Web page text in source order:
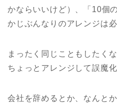
かならいいけど）、「10個
かじぶんなりのアレンジは必
まったく同じこともしたく
ちょっとアレンジして誤魔
会社を辞めるとか、なんと